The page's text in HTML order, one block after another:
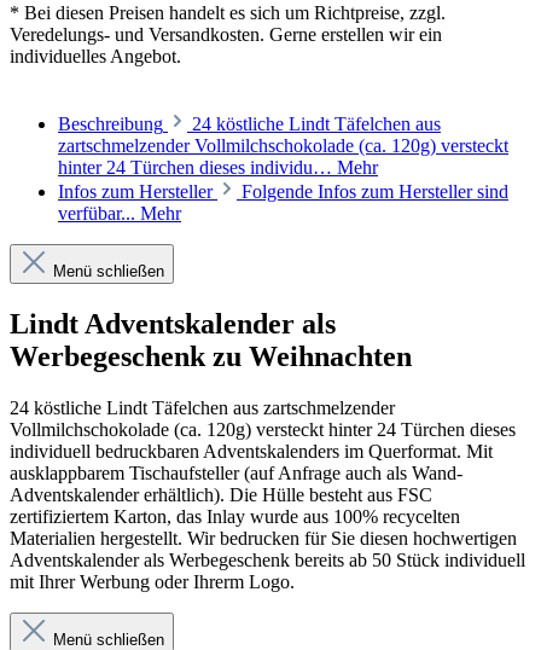
* Bei diesen Preisen handelt es sich um Richtpreise, zzgl.
Veredelungs- und Versandkosten. Gerne erstellen wir ein
individuelles Angebot.
Beschreibung
24 köstliche Lindt Täfelchen aus
zartschmelzender Vollmilchschokolade (ca. 120g) versteckt
hinter 24 Türchen dieses individu… Mehr
Infos zum Hersteller
Folgende Infos zum Hersteller sind
verfübar... Mehr
Menü schließen
Lindt Adventskalender als
Werbegeschenk zu Weihnachten
24 köstliche Lindt Täfelchen aus zartschmelzender
Vollmilchschokolade (ca. 120g) versteckt hinter 24 Türchen dieses
individuell bedruckbaren Adventskalenders im Querformat. Mit
ausklappbarem Tischaufsteller (auf Anfrage auch als Wand-
Adventskalender erhältlich). Die Hülle besteht aus FSC
zertifiziertem Karton, das Inlay wurde aus 100% recycelten
Materialien hergestellt. Wir bedrucken für Sie diesen hochwertigen
Adventskalender als Werbegeschenk bereits ab 50 Stück individuell
mit Ihrer Werbung oder Ihrerm Logo.
Menü schließen